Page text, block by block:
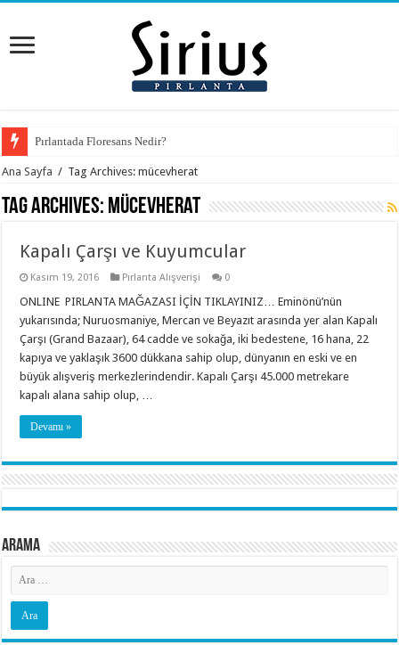
Pırlantada Floresans Nedir?
Ana Sayfa / Tag Archives: mücevherat
Tag Archives: mücevherat
Kapalı Çarşı ve Kuyumcular
Kasım 19, 2016 Pırlanta Alışverişi 0
ONLINE PIRLANTA MAĞAZASI İÇİN TIKLAYINIZ… Eminönü’nün
yukarısında; Nuruosmaniye, Mercan ve Beyazıt arasında yer alan Kapalı
Çarşı (Grand Bazaar), 64 cadde ve sokağa, iki bedestene, 16 hana, 22
kapıya ve yaklaşık 3600 dükkana sahip olup, dünyanın en eski ve en
büyük alışveriş merkezlerindendir. Kapalı Çarşı 45.000 metrekare
kapalı alana sahip olup, …
Devamı »
Arama